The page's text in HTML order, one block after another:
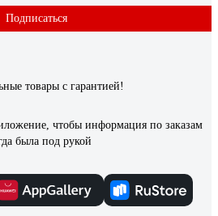
Подписаться
товары с гарантией!
чтобы информация по заказам
была под рукой